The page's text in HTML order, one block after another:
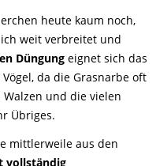
heute kaum noch,
weit verbreitet und
Düngung eignet sich das
da die Grasnarbe oft
und die vielen
Übriges.
mittlerweile aus den
vollständig